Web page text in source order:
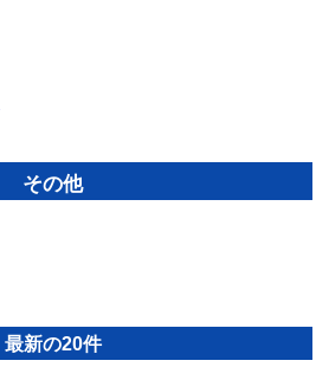
その他
最新の20件